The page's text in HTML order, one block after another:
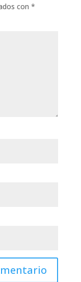
con *